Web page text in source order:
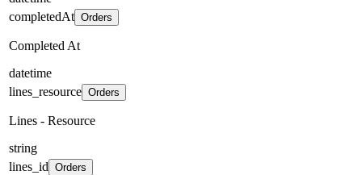
completedAt Orders
Completed At
datetime
lines_resource Orders
Lines - Resource
string
lines_id Orders